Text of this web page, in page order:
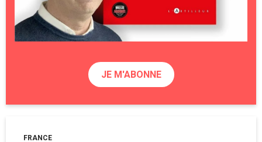
JE M'ABONNE
FRANCE